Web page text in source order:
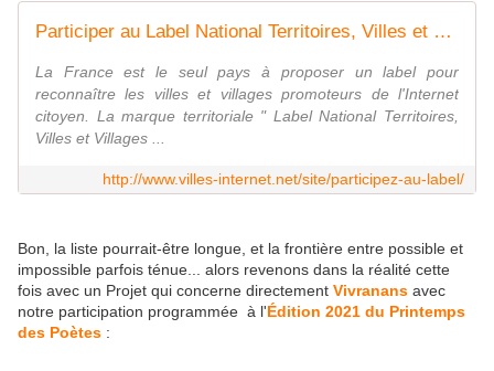
Participer au Label National Territoires, Villes et Villages Internet
La France est le seul pays à proposer un label pour
reconnaître les villes et villages promoteurs de l'Internet
citoyen. La marque territoriale " Label National Territoires,
Villes et Villages ...
http://www.villes-internet.net/site/participez-au-label/
Bon, la liste pourrait-être longue, et la frontière entre possible et
impossible parfois ténue... alors revenons dans la réalité cette
fois avec un Projet qui concerne directement Vivranans avec
notre participation programmée à l'Édition 2021 du Printemps
des Poètes :